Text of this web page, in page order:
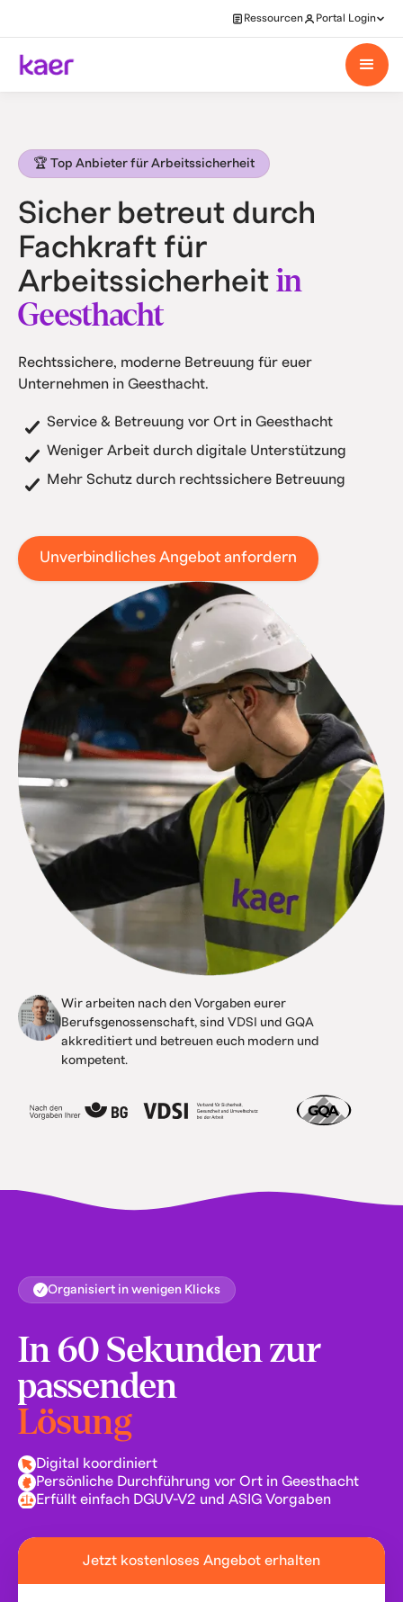
Ressourcen Portal Login
🏆 Top Anbieter für Arbeitssicherheit
Sicher betreut durch
Fachkraft für
Arbeitssicherheit in
Geesthacht
Rechtssichere, moderne Betreuung für euer
Unternehmen in Geesthacht.
Service & Betreuung vor Ort in Geesthacht
Weniger Arbeit durch digitale Unterstützung
Mehr Schutz durch rechtssichere Betreuung
Unverbindliches Angebot anfordern
Wir arbeiten nach den Vorgaben eurer
Berufsgenossenschaft, sind VDSI und GQA
akkreditiert und betreuen euch modern und
kompetent.
Organisiert in wenigen Klicks
In 60 Sekunden zur
passenden
Lösung
Digital koordiniert
Persönliche Durchführung vor Ort in Geesthacht
Erfüllt einfach DGUV-V2 und ASIG Vorgaben
Jetzt kostenloses Angebot erhalten